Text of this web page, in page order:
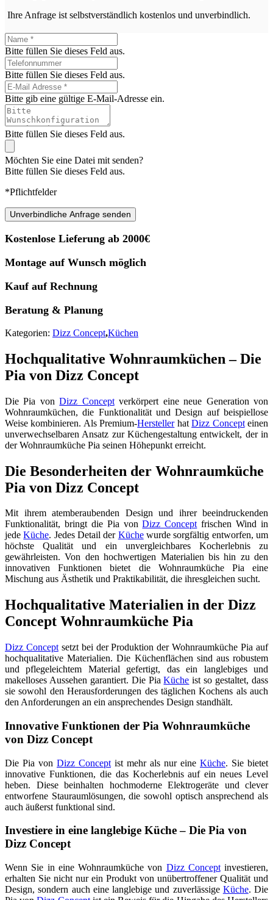
Ihre Anfrage ist selbstverständlich kostenlos und unverbindlich.
Bitte füllen Sie dieses Feld aus.
Bitte füllen Sie dieses Feld aus.
Bitte gib eine gültige E-Mail-Adresse ein.
Bitte füllen Sie dieses Feld aus.
Möchten Sie eine Datei mit senden?
Bitte füllen Sie dieses Feld aus.
*Pflichtfelder
Unverbindliche Anfrage senden
Kostenlose Lieferung ab 2000€
Montage auf Wunsch möglich
Kauf auf Rechnung
Beratung & Planung
Kategorien: Dizz Concept,Küchen
Hochqualitative Wohnraumküchen – Die
Pia von Dizz Concept
Die Pia vonDizz Conceptverkörpert eine neue Generation von
Wohnraumküchen, die Funktionalität und Design auf beispiellose
Weise kombinieren. Als Premium-HerstellerhatDizz Concepteinen
unverwechselbaren Ansatz zur Küchengestaltung entwickelt, der in
der Wohnraumküche Pia seinen Höhepunkt erreicht.
Die Besonderheiten der Wohnraumküche
Pia von Dizz Concept
Mit ihrem atemberaubenden Design und ihrer beeindruckenden
Funktionalität, bringt die Pia vonDizz Conceptfrischen Wind in
jedeKüche. Jedes Detail der Küchewurde sorgfältig entworfen, um
höchste Qualität und ein unvergleichbares Kocherlebnis zu
gewährleisten. Von den hochwertigen Materialien bis hin zu den
innovativen Funktionen bietet die Wohnraumküche Pia eine
Mischung aus Ästhetik und Praktikabilität, die ihresgleichen sucht.
Hochqualitative Materialien in der Dizz
Concept Wohnraumküche Pia
Dizz Conceptsetzt bei der Produktion der Wohnraumküche Pia auf
hochqualitative Materialien. Die Küchenflächen sind aus robustem
und pflegeleichtem Material gefertigt, das ein langlebiges und
makelloses Aussehen garantiert. Die PiaKüche ist so gestaltet, dass
sie sowohl den Herausforderungen des täglichen Kochens als auch
den Anforderungen an ein ansprechendes Design standhält.
Innovative Funktionen der Pia Wohnraumküche
von Dizz Concept
Die Pia von Dizz Concept ist mehr als nur eine Küche. Sie bietet
innovative Funktionen, die das Kocherlebnis auf ein neues Level
heben. Diese beinhalten hochmoderne Elektrogeräte und clever
entworfene Stauraumlösungen, die sowohl optisch ansprechend als
auch äußerst funktional sind.
Investiere in eine langlebige Küche – Die Pia von
Dizz Concept
Wenn Sie in eine Wohnraumküche von Dizz Conceptinvestieren,
erhalten Sie nicht nur ein Produkt von unübertroffener Qualität und
Design, sondern auch eine langlebige und zuverlässige Küche. Die